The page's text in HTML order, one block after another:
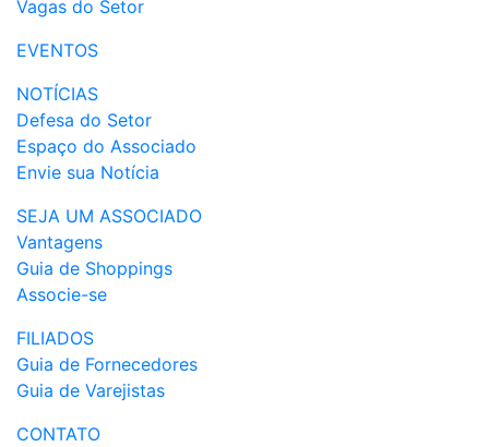
Vagas do Setor
EVENTOS
NOTÍCIAS
Defesa do Setor
Espaço do Associado
Envie sua Notícia
SEJA UM ASSOCIADO
Vantagens
Guia de Shoppings
Associe-se
FILIADOS
Guia de Fornecedores
Guia de Varejistas
CONTATO